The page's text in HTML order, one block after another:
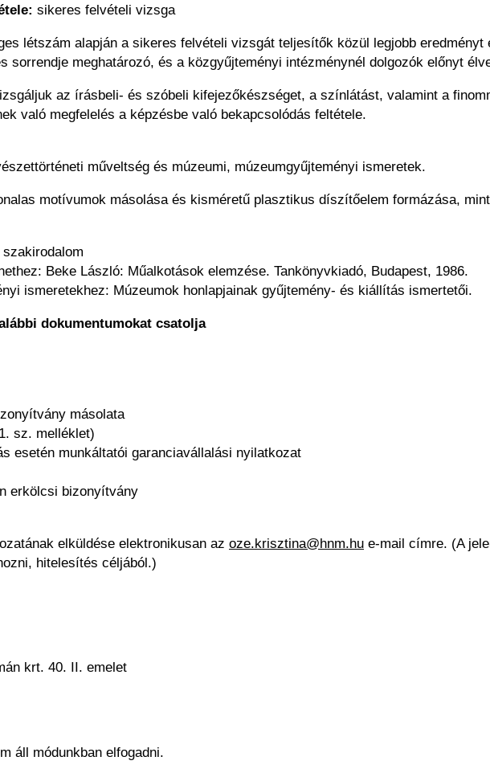
sikeres felvételi vizsga
létszám alapján a sikeres felvételi vizsgát teljesítők közül legjobb
sorrendje meghatározó, és a közgyűjteményi intézménynél dolgozók előnyt
az írásbeli- és szóbeli kifejezőkészséget, a színlátást, valamint a
való megfelelés a képzésbe való bekapcsolódás feltétele.
műveltség és múzeumi, múzeumgyűjteményi ismeretek.
motívumok másolása és kisméretű plasztikus díszítőelem formázása,
Beke László: Műalkotások elemzése. Tankönyvkiadó, Budapest, 1986.
ismeretekhez: Múzeumok honlapjainak gyűjtemény- és kiállítás ismertetői.
dokumentumokat csatolja
másolata
sz. melléklet)
esetén munkáltatói garanciavállalási nyilatkozat
erkölcsi bizonyítvány
elküldése elektronikusan az oze.krisztina@hnm.hu e-mail címre. (A
hitelesítés céljából.)
krt. 40. II. emelet
áll módunkban elfogadni.